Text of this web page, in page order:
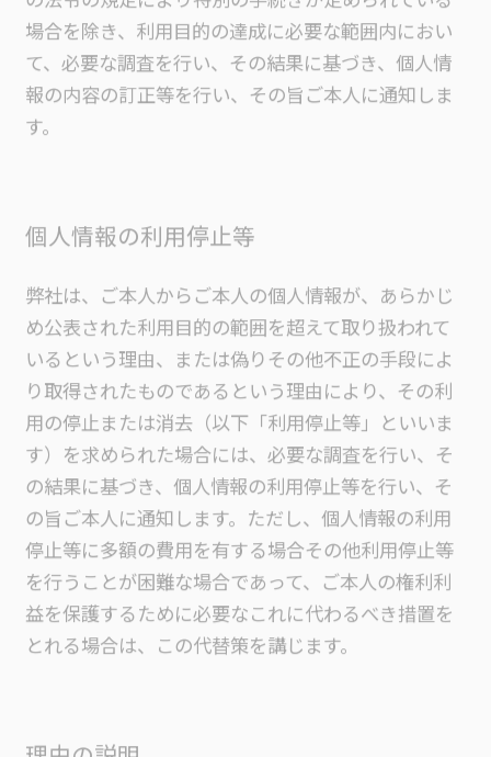
場合を除き、利用目的の達成に必要な範囲内におい
て、必要な調査を行い、その結果に基づき、個人情
報の内容の訂正等を行い、その旨ご本人に通知しま
す。
個人情報の利用停止等
弊社は、ご本人からご本人の個人情報が、あらかじ
め公表された利用目的の範囲を超えて取り扱われて
いるという理由、または偽りその他不正の手段によ
り取得されたものであるという理由により、その利
用の停止または消去（以下「利用停止等」といいま
す）を求められた場合には、必要な調査を行い、そ
の結果に基づき、個人情報の利用停止等を行い、そ
の旨ご本人に通知します。ただし、個人情報の利用
停止等に多額の費用を有する場合その他利用停止等
を行うことが困難な場合であって、ご本人の権利利
益を保護するために必要なこれに代わるべき措置を
とれる場合は、この代替策を講じます。
理由の説明